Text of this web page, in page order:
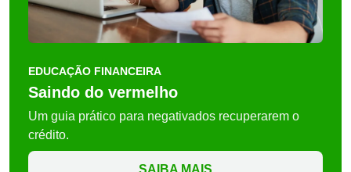
EDUCAÇÃO FINANCEIRA
Saindo do vermelho
Um guia prático para negativados recuperarem o
crédito.
SAIBA MAIS